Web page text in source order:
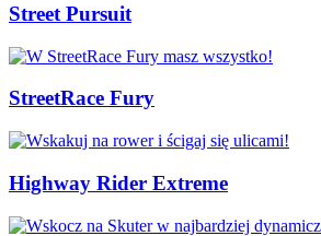
Street Pursuit
StreetRace Fury
Highway Rider Extreme